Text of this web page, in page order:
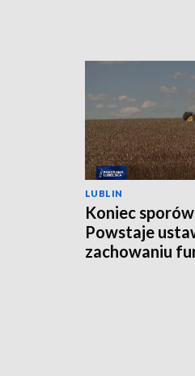
LUBLIN
Koniec
Powstaje
zachowaniu